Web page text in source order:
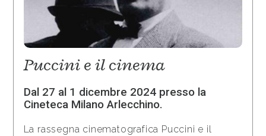
Puccini e il cinema
Dal 27 al 1 dicembre 2024 presso la
Cineteca Milano Arlecchino.
La rassegna cinematografica Puccini e il